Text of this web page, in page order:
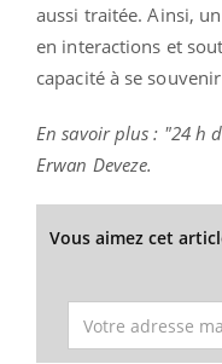
aussi traitée. Ainsi,
en interactions et
capacité à se
En savoir plus : "24 h
Erwan Deveze.
Vous aimez cet